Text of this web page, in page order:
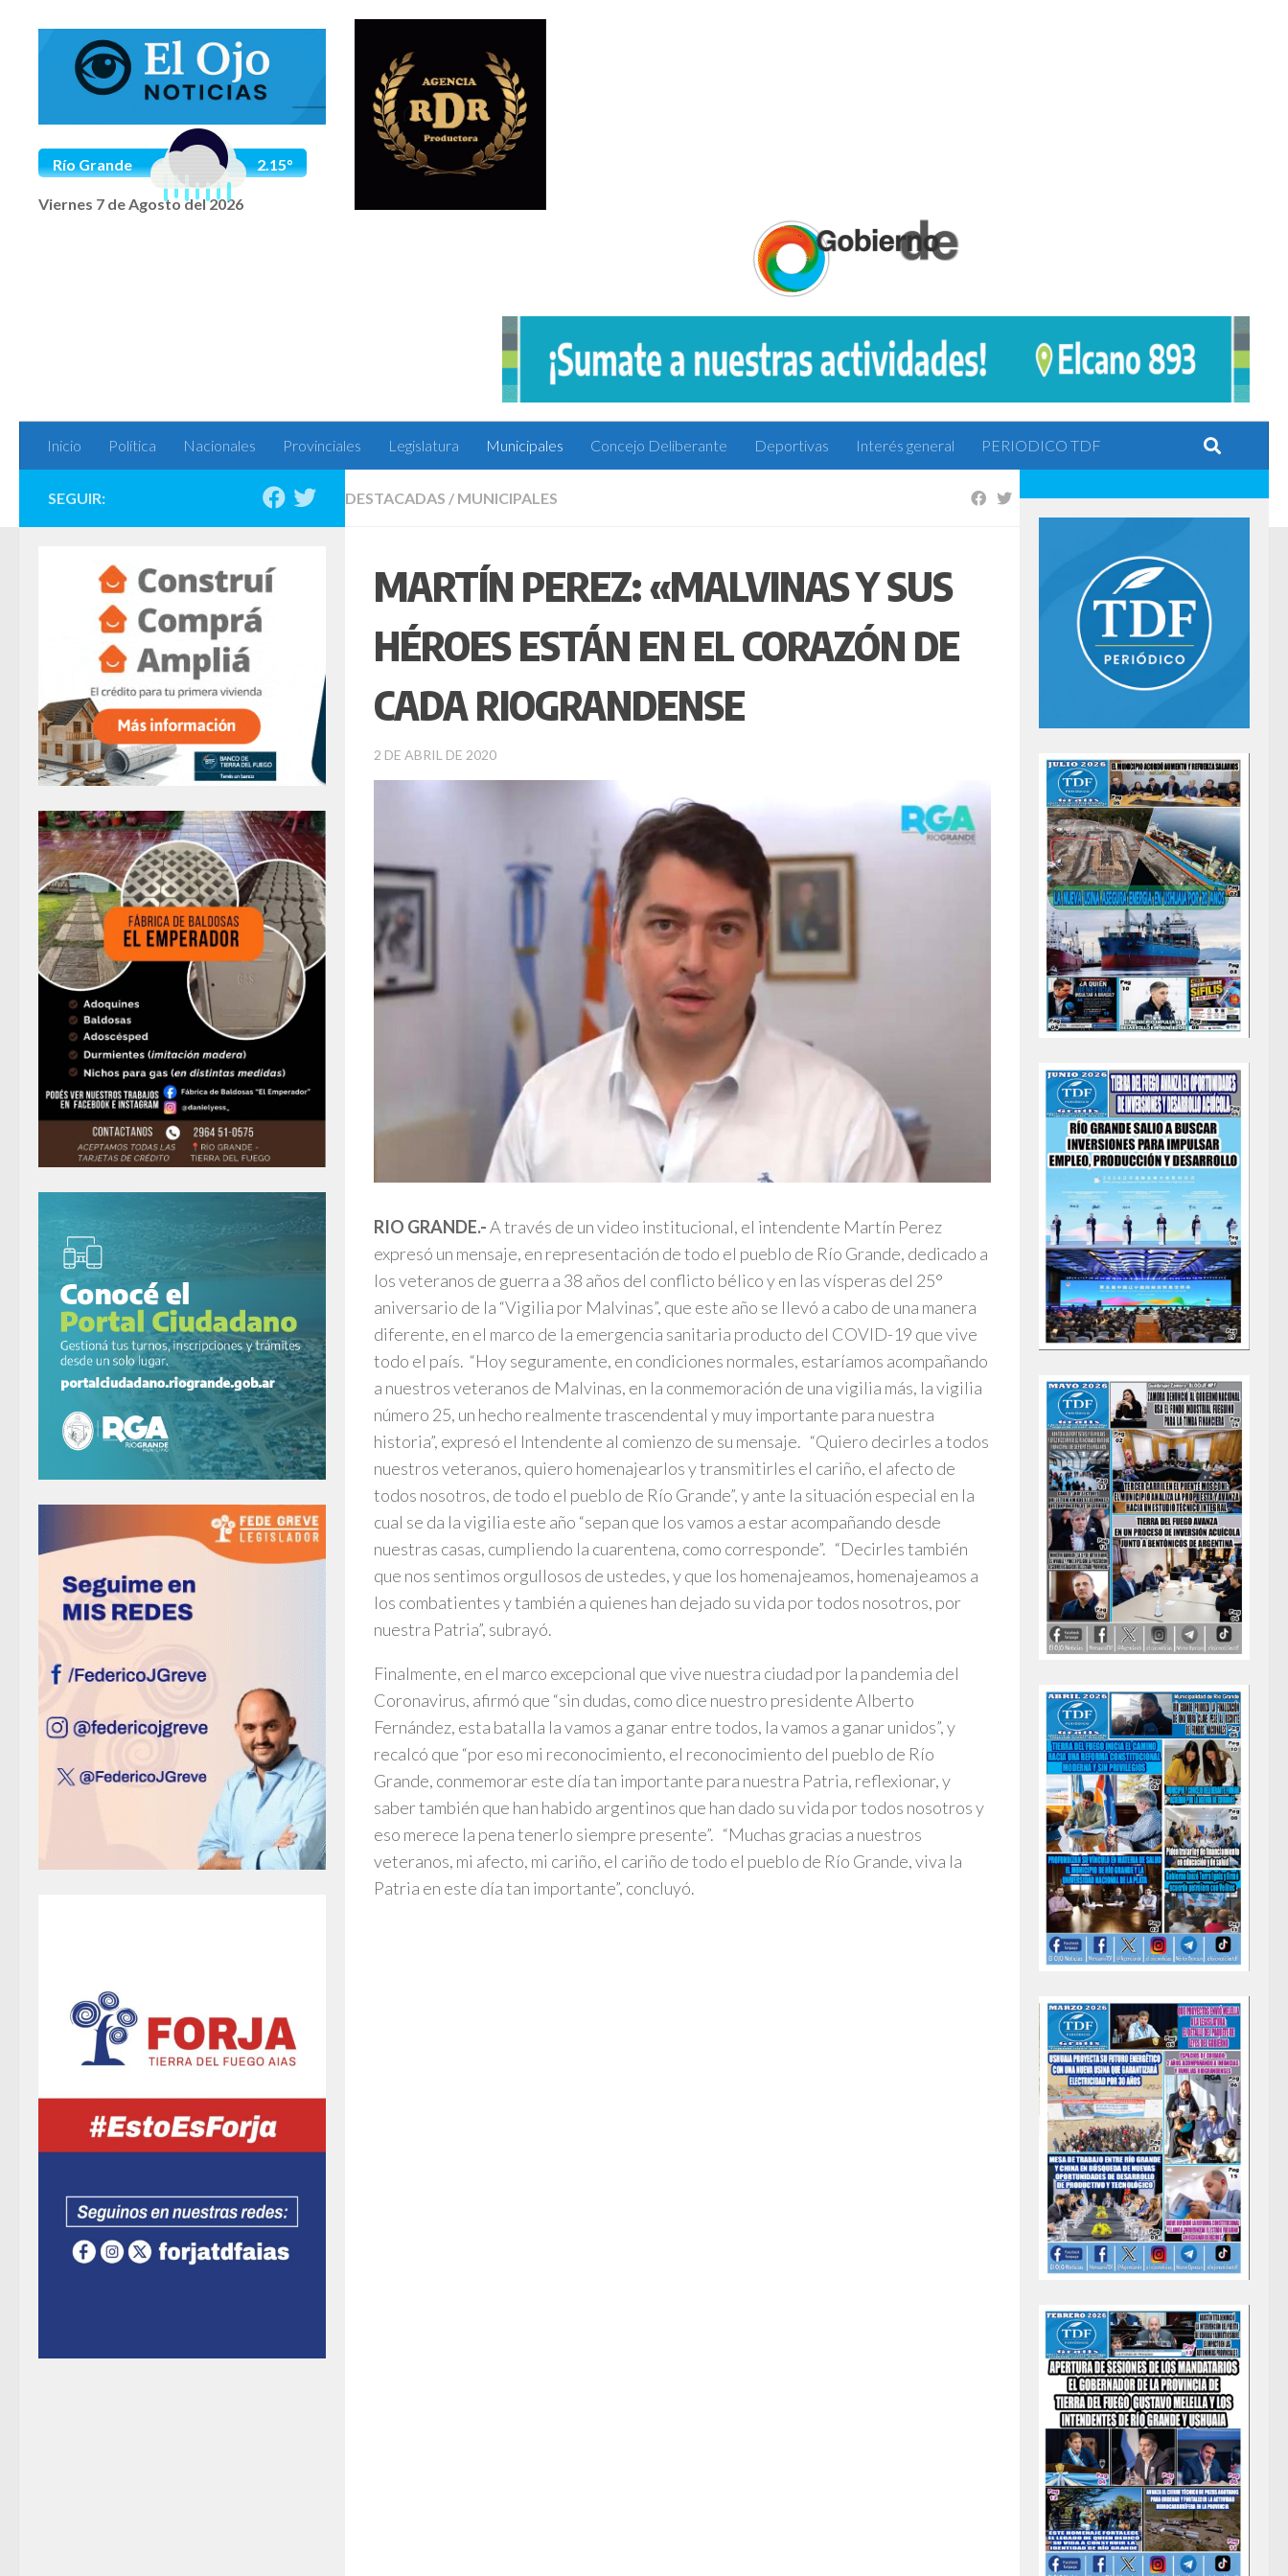
Saltar al contenido
Río Grande 2.15°
Viernes 7 de Agosto del 2026
Inicio Política Nacionales Provinciales Legislatura Municipales Concejo Deliberante Deportivas Interés general PERIODICO TDF
DESTACADAS / MUNICIPALES
MARTÍN PEREZ: «MALVINAS Y SUS
HÉROES ESTÁN EN EL CORAZÓN DE
CADA RIOGRANDENSE
2 DE ABRIL DE 2020
RIO GRANDE.-A través de un video institucional, el intendente Martín Perez
expresó un mensaje, en representación de todo el pueblo de Río Grande, dedicado a
los veteranos de guerra a 38 años del conflicto bélico y en las vísperas del 25°
aniversario de la “Vigilia por Malvinas”, que este año se llevó a cabo de una manera
diferente, en el marco de la emergencia sanitaria producto del COVID-19 que vive
todo el país. “Hoy seguramente, en condiciones normales, estaríamos acompañando
a nuestros veteranos de Malvinas, en la conmemoración de una vigilia más, la vigilia
número 25, un hecho realmente trascendental y muy importante para nuestra
historia”, expresó el Intendente al comienzo de su mensaje. “Quiero decirles a todos
nuestros veteranos, quiero homenajearlos y transmitirles el cariño, el afecto de
todos nosotros, de todo el pueblo de Río Grande”, y ante la situación especial en la
cual se da la vigilia este año “sepan que los vamos a estar acompañando desde
nuestras casas, cumpliendo la cuarentena, como corresponde”. “Decirles también
que nos sentimos orgullosos de ustedes, y que los homenajeamos, homenajeamos a
los combatientes y también a quienes han dejado su vida por todos nosotros, por
nuestra Patria”, subrayó.
Finalmente, en el marco excepcional que vive nuestra ciudad por la pandemia del
Coronavirus, afirmó que “sin dudas, como dice nuestro presidente Alberto
Fernández, esta batalla la vamos a ganar entre todos, la vamos a ganar unidos”, y
recalcó que “por eso mi reconocimiento, el reconocimiento del pueblo de Río
Grande, conmemorar este día tan importante para nuestra Patria, reflexionar, y
saber también que han habido argentinos que han dado su vida por todos nosotros y
eso merece la pena tenerlo siempre presente”. “Muchas gracias a nuestros
veteranos, mi afecto, mi cariño, el cariño de todo el pueblo de Río Grande, viva la
Patria en este día tan importante”, concluyó.
SEGUIR: